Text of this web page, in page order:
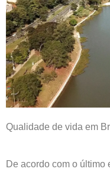
Qualidade de vida em
De acordo com o último